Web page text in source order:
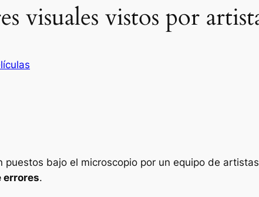
visuales vistos por
puestos bajo el microscopio por un equipo de
errores.